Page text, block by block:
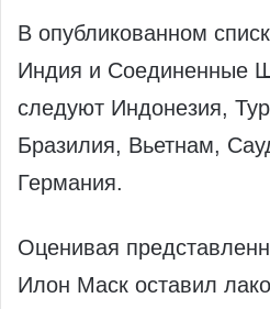
В опубликованном
Индия и Соединенные
следуют Индонезия,
Бразилия, Вьетнам,
Германия.
Оценивая
Илон Маск оставил